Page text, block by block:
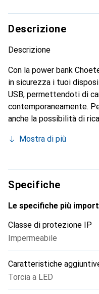
Descrizione
Descrizione
Con la power bank
in sicurezza i tuoi
USB, permettendoti di
contemporaneamente.
anche la possibilità di
ricaricarla facilmente
Mostra di più
Specifiche
Le specifiche più
Classe di protezione IP
Impermeabile
Caratteristiche
Torcia a LED